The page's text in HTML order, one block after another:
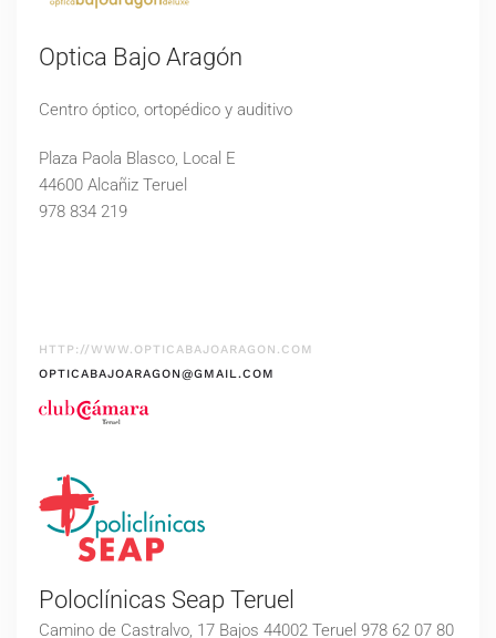
Optica Bajo Aragón
Centro óptico, ortopédico y auditivo
Plaza Paola Blasco, Local E
44600 Alcañiz Teruel
978 834 219
HTTP://WWW.OPTICABAJOARAGON.COM
OPTICABAJOARAGON@GMAIL.COM
Poloclínicas Seap Teruel
Camino de Castralvo, 17 Bajos 44002 Teruel 978 62 07 80